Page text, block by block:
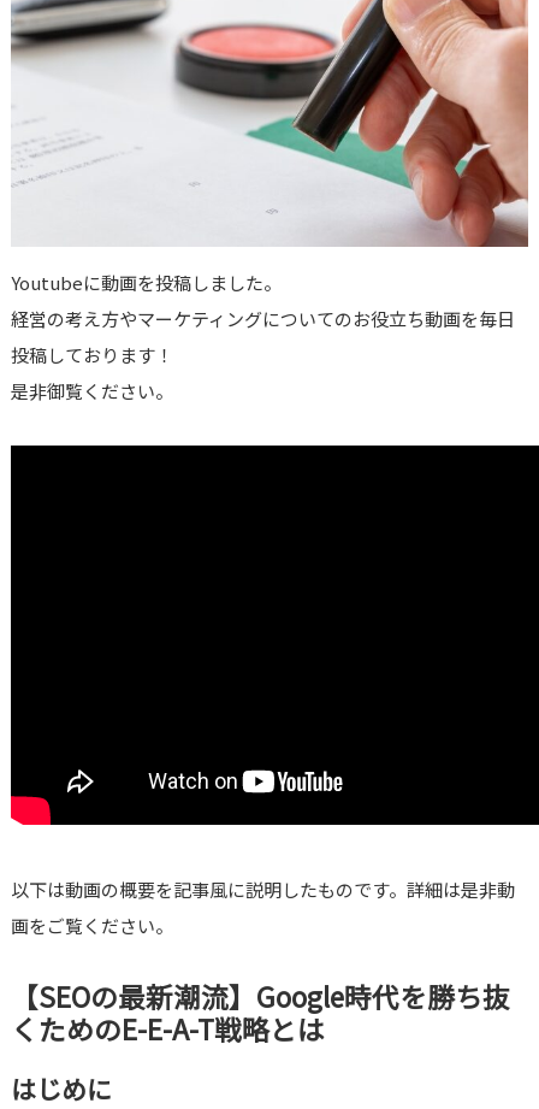
Youtubeに動画を投稿しました。
経営の考え方やマーケティングについてのお役立ち動画を毎日
投稿しております！
是非御覧ください。
以下は動画の概要を記事風に説明したものです。詳細は是非動
画をご覧ください。
【SEOの最新潮流】Google時代を勝ち抜
くためのE-E-A-T戦略とは
はじめに